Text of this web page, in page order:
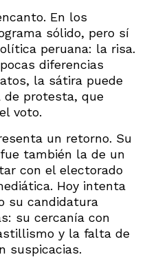
En los
sólido, pero sí
peruana: la risa.
diferencias
la sátira puede
de protesta, que
voto.
un retorno. Su
también la de un
con el electorado
Hoy intenta
su candidatura
su cercanía con
y la falta de
suspicacias.